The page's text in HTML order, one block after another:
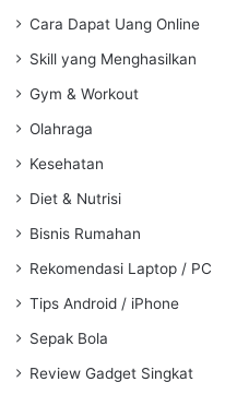
Cara Dapat Uang Online
Skill yang Menghasilkan
Gym & Workout
Olahraga
Kesehatan
Diet & Nutrisi
Bisnis Rumahan
Rekomendasi Laptop / PC
Tips Android / iPhone
Sepak Bola
Review Gadget Singkat